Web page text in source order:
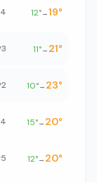
4 12°→19°
3 11°→ 21°
2 10°→ 23°
4 15°→ 20°
5 12°→ 20°